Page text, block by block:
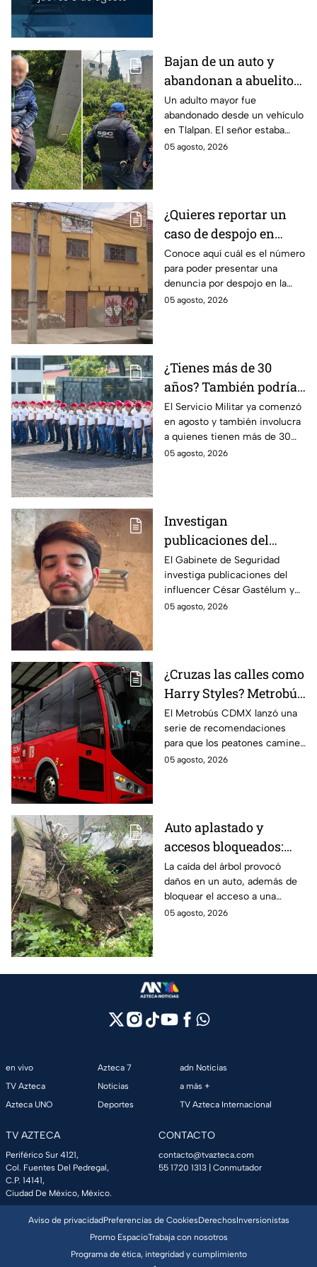
Bajan de un auto y
abandonan a abuelito
de 83 años en CDMX
con demencia senil
Un adulto mayor fue
abandonado desde un vehículo
en Tlalpan. El señor estaba
desorientado y la ayuda de
05 agosto, 2026
¿Quieres reportar un
caso de despojo en
CDMX? El número que
tienes que marcar y lo
que tienes que hacer
Conoce aquí cuál es el número
para poder presentar una
denuncia por despojo en la
CDMX y qué hacer si eres
05 agosto, 2026
¿Tienes más de 30
años? También podrías
tener que hacer el
Servicio Militar 2026 si
saliste sorteado en
agosto
El Servicio Militar ya comenzó
en agosto y también involucra
a quienes tienen más de 30
años. Conoce quiénes deben
05 agosto, 2026
Investigan
publicaciones del
influencer César
Gastélum por alusión a
"La Mayiza"
El Gabinete de Seguridad
investiga publicaciones del
influencer César Gastélum y
analiza videos tras su
05 agosto, 2026
¿Cruzas las calles como
Harry Styles? Metrobús
lanza
recomendaciones de
seguridad para
peatones en CDMX
El Metrobús CDMX lanzó una
serie de recomendaciones
para que los peatones caminen
y crucen las calles con
05 agosto, 2026
Auto aplastado y
accesos bloqueados:
Cae gigantesco árbol en
calles de la GAM y deja
graves daños
La caída del árbol provocó
daños en un auto, además de
bloquear el acceso a una
unidad habitacional en la
05 agosto, 2026
en vivo
TV Azteca
Azteca UNO
Azteca 7
Noticias
Deportes
adn Noticias
a más +
TV Azteca Internacional
TV AZTECA
Periférico Sur 4121,
Col. Fuentes Del Pedregal,
C.P. 14141,
Ciudad De México, México.
CONTACTO
contacto@tvazteca.com
55 1720 1313 | Conmutador
Aviso de privacidadPreferencias de CookiesDerechosInversionistas
Promo EspacioTrabaja con nosotros
Programa de ética, integridad y cumplimiento